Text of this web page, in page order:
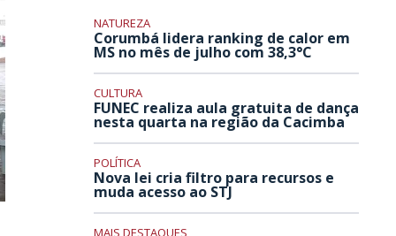
NATUREZA
Corumbá lidera ranking de calor em
MS no mês de julho com 38,3°C
CULTURA
FUNEC realiza aula gratuita de dança
nesta quarta na região da Cacimba
POLÍTICA
Nova lei cria filtro para recursos e
muda acesso ao STJ
MAIS DESTAQUES